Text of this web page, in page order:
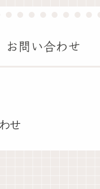
お問い合わせ
せ